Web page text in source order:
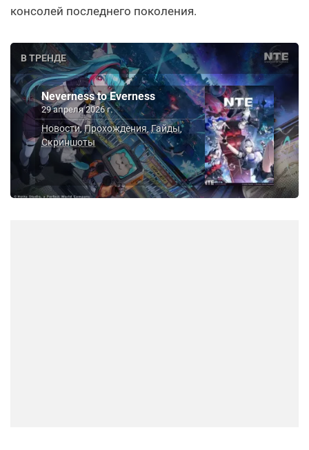
консолей последнего поколения.
В ТРЕНДЕ
Neverness to Everness
29 апреля 2026 г.
Новости,Прохождения,Гайды,
Скриншоты